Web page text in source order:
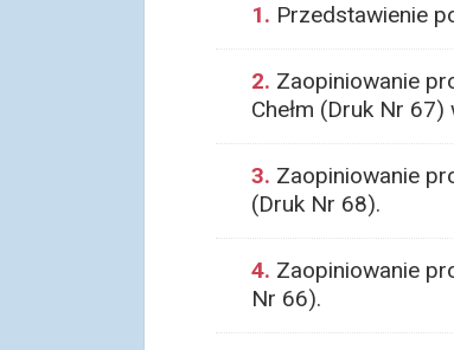
1. Przedstawienie
2. Zaopiniowanie
Chełm (Druk Nr
3. Zaopiniowanie
(Druk Nr 68).
4. Zaopiniowanie
Nr 66).